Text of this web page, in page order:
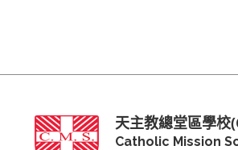
天主教總堂區學校
Catholic Mission